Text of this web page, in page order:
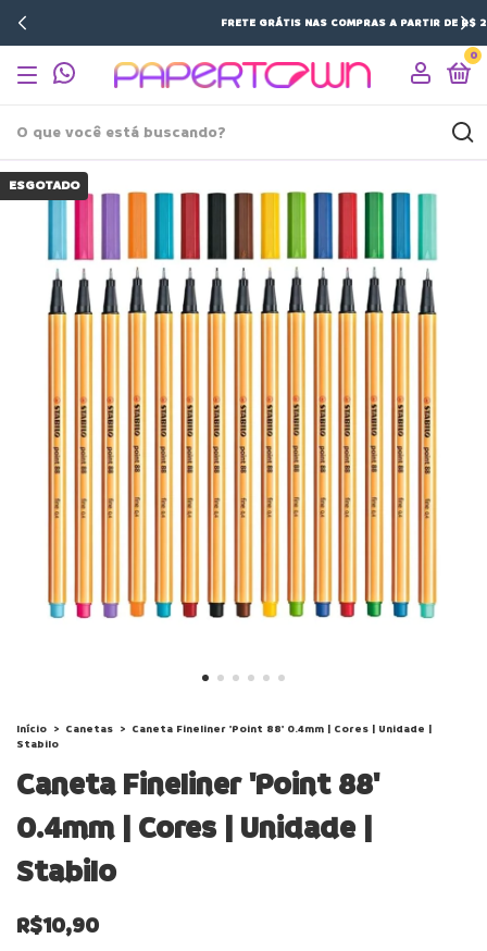
FRETE GRÁTIS NAS COMPRAS A PARTIR DE R$ 200,00
0
ESGOTADO
Início > Canetas > Caneta Fineliner 'Point 88' 0.4mm | Cores | Unidade |
Stabilo
Caneta Fineliner 'Point 88'
0.4mm | Cores | Unidade |
Stabilo
R$10,90